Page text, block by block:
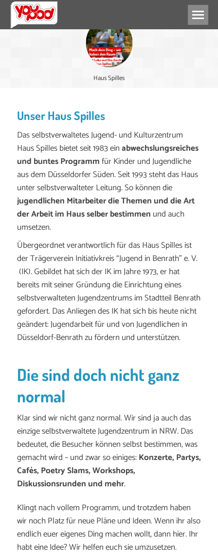
Haus Spilles
Unser Haus Spilles
Das selbstverwaltetes Jugend- und Kulturzentrum
Haus Spilles bietet seit 1983 einabwechslungsreiches
und buntes Programmfür Kinder und Jugendliche
aus dem Düsseldorfer Süden. Seit 1993 steht das Haus
unter selbstverwalteter Leitung. So können die
jugendlichen Mitarbeiter die Themen und die Art
der Arbeit im Haus selber bestimmen und auch
umsetzen.
Übergeordnet verantwortlich für das Haus Spilles ist
der Trägerverein Initiativkreis “Jugend in Benrath” e. V.
(IK). Gebildet hat sich der IK im Jahre 1973, er hat
bereits mit seiner Gründung die Einrichtung eines
selbstverwalteten Jugendzentrums im Stadtteil Benrath
gefordert. Das Anliegen des IK hat sich bis heute nicht
geändert: Jugendarbeit für und von Jugendlichen in
Düsseldorf-Benrath zu fördern und unterstützen.
Die sind doch nicht ganz
normal
Klar sind wir nicht ganz normal. Wir sind ja auch das
einzige selbstverwaltete Jugendzentrum in NRW. Das
bedeutet, die Besucher können selbst bestimmen, was
gemacht wird – und zwar so einiges:Konzerte, Partys,
Cafés, Poetry Slams, Workshops,
Diskussionsrunden und mehr.
Klingt nach vollem Programm, und trotzdem haben
wir noch Platz für neue Pläne und Ideen. Wenn ihr also
endlich euer eigenes Ding machen wollt, dann hier. Ihr
habt eine Idee? Wir helfen euch sie umzusetzen.